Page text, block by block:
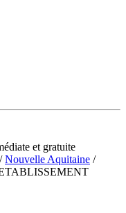
et gratuite
/Nouvelle Aquitaine /